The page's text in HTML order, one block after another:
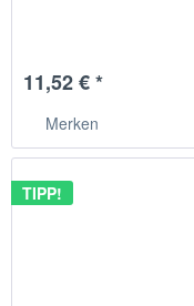
11,52 € *
Merken
TIPP!